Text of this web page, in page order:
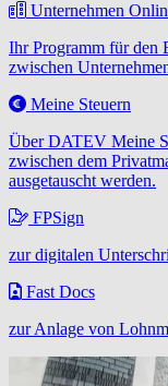
Unternehmen
Ihr Programm für den
zwischen
Meine Steuern
Über DATEV Meine
zwischen dem
ausgetauscht werden.
FPSign
zur digitalen
Fast Docs
zur Anlage von